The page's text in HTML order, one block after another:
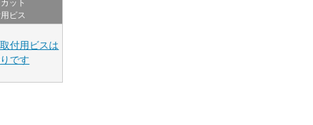
ット
ビス
付用ビスは
です